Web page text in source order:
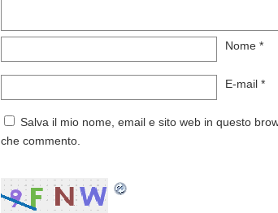
Nome *
E-mail *
Salva il mio nome, email e sito web in questo
che commento.